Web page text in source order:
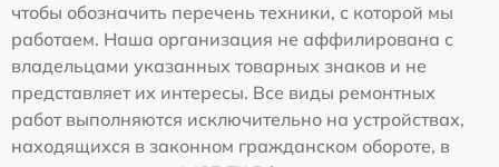
чтобы обозначить перечень техники, с которой мы
работаем. Наша организация не аффилирована с
владельцами указанных товарных знаков и не
представляет их интересы. Все виды ремонтных
работ выполняются исключительно на устройствах,
находящихся в законном гражданском обороте, в